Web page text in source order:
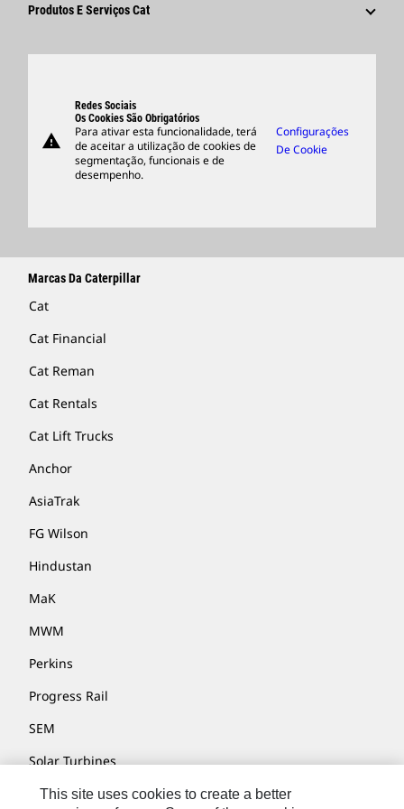
Inovação
Produtos E Serviços Cat
Suporte
Merchandise
Encontrar Um Revendedor
warning
Redes Sociais
Os Cookies São Obrigatórios
Para ativar esta funcionalidade, terá
de aceitar a utilização de cookies de
segmentação, funcionais e de
desempenho.
Configurações
De Cookie
Marcas Da Caterpillar
Cat
Cat Financial
Cat Reman
Cat Rentals
Cat Lift Trucks
Anchor
AsiaTrak
FG Wilson
Hindustan
MaK
MWM
Perkins
Progress Rail
SEM
Solar Turbines
SPM Oil & Gas
This site uses cookies to create a better